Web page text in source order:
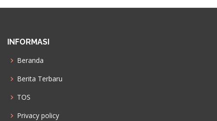
INFORMASI
Beranda
Berita Terbaru
TOS
Privacy policy